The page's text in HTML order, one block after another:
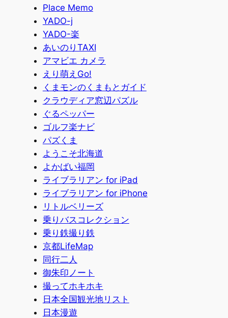
Place Memo
YADO-j
YADO-楽
あいのりTAXI
アマビエ カメラ
えり萌えGo!
くまモンのくまもとガイド
クラウディア窓辺パズル
ぐるペッパー
ゴルフ楽ナビ
パズくま
ようこそ北海道
よかばい福岡
ライブラリアン for iPad
ライブラリアン for iPhone
リトルベリーズ
乗りバスコレクション
乗り鉄撮り鉄
京都LifeMap
同行二人
御朱印ノート
撮ってホキホキ
日本全国観光地リスト
日本漫遊